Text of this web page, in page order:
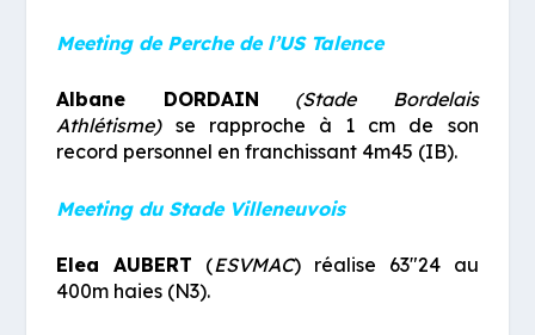
Meeting de Perche de l’US Talence
Albane DORDAIN
(Stade Bordelais
Athlétisme)se rapproche à 1 cm de son
record personnel en franchissant 4m45 (IB).
Meeting du Stade Villeneuvois
Elea AUBERT (ESVMAC) réalise 63″24 au
400m haies (N3).